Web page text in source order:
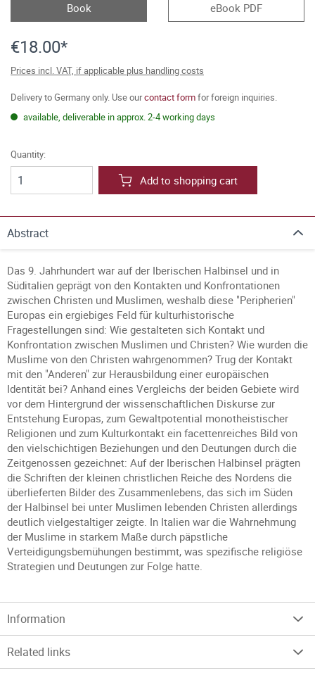
Book eBook PDF
€18.00*
Prices incl. VAT, if applicable plus handling costs
Delivery to Germany only. Use ourcontact formfor foreign inquiries.
available, deliverable in approx. 2-4 working days
Quantity:
Add to shopping cart
Abstract
Das 9. Jahrhundert war auf der Iberischen Halbinsel und in
Süditalien geprägt von den Kontakten und Konfrontationen
zwischen Christen und Muslimen, weshalb diese "Peripherien"
Europas ein ergiebiges Feld für kulturhistorische
Fragestellungen sind: Wie gestalteten sich Kontakt und
Konfrontation zwischen Muslimen und Christen? Wie wurden die
Muslime von den Christen wahrgenommen? Trug der Kontakt
mit den "Anderen" zur Herausbildung einer europäischen
Identität bei? Anhand eines Vergleichs der beiden Gebiete wird
vor dem Hintergrund der wissenschaftlichen Diskurse zur
Entstehung Europas, zum Gewaltpotential monotheistischer
Religionen und zum Kulturkontakt ein facettenreiches Bild von
den vielschichtigen Beziehungen und den Deutungen durch die
Zeitgenossen gezeichnet: Auf der Iberischen Halbinsel prägten
die Schriften der kleinen christlichen Reiche des Nordens die
überlieferten Bilder des Zusammenlebens, das sich im Süden
der Halbinsel bei unter Muslimen lebenden Christen allerdings
deutlich vielgestaltiger zeigte. In Italien war die Wahrnehmung
der Muslime in starkem Maße durch päpstliche
Verteidigungsbemühungen bestimmt, was spezifische religiöse
Strategien und Deutungen zur Folge hatte.
Information
Related links